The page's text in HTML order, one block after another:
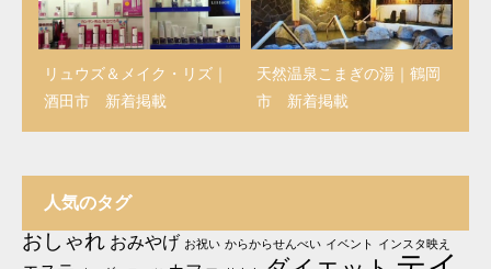
リュウズ＆メイク・リズ｜
酒田市 新着掲載
天然温泉こまぎの湯｜鶴岡
市 新着掲載
人気のタグ
おしゃれ おみやげ お祝い からからせんべい イベント インスタ映え